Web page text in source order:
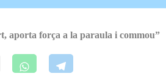
aporta força a la paraula i commou”